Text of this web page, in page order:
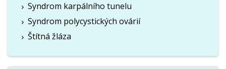
Syndrom karpálního tunelu
Syndrom polycystických ovárií
Štítná žláza